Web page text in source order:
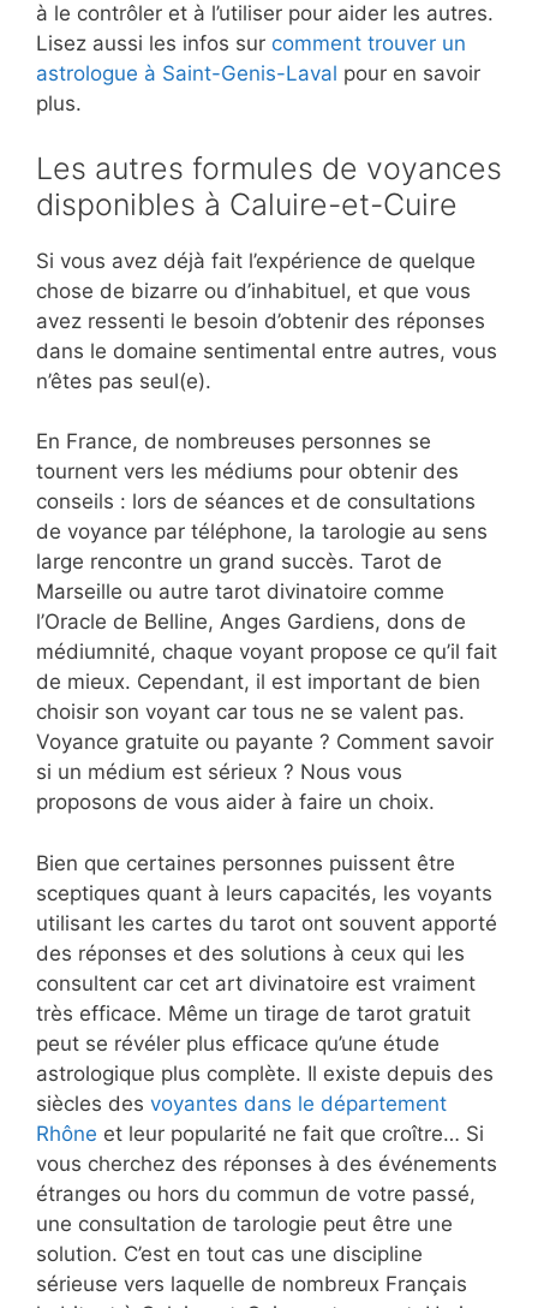
à le contrôler et à l’utiliser pour aider les autres.
Lisez aussi les infos sur comment trouver un
astrologue à Saint-Genis-Laval pour en savoir
plus.
Les autres formules de voyances
disponibles à Caluire-et-Cuire
Si vous avez déjà fait l’expérience de quelque
chose de bizarre ou d’inhabituel, et que vous
avez ressenti le besoin d’obtenir des réponses
dans le domaine sentimental entre autres, vous
n’êtes pas seul(e).
En France, de nombreuses personnes se
tournent vers les médiums pour obtenir des
conseils : lors de séances et de consultations
de voyance par téléphone, la tarologie au sens
large rencontre un grand succès. Tarot de
Marseille ou autre tarot divinatoire comme
l’Oracle de Belline, Anges Gardiens, dons de
médiumnité, chaque voyant propose ce qu’il fait
de mieux. Cependant, il est important de bien
choisir son voyant car tous ne se valent pas.
Voyance gratuite ou payante ? Comment savoir
si un médium est sérieux ? Nous vous
proposons de vous aider à faire un choix.
Bien que certaines personnes puissent être
sceptiques quant à leurs capacités, les voyants
utilisant les cartes du tarot ont souvent apporté
des réponses et des solutions à ceux qui les
consultent car cet art divinatoire est vraiment
très efficace. Même un tirage de tarot gratuit
peut se révéler plus efficace qu’une étude
astrologique plus complète. Il existe depuis des
siècles des voyantes dans le département
Rhône et leur popularité ne fait que croître… Si
vous cherchez des réponses à des événements
étranges ou hors du commun de votre passé,
une consultation de tarologie peut être une
solution. C’est en tout cas une discipline
sérieuse vers laquelle de nombreux Français